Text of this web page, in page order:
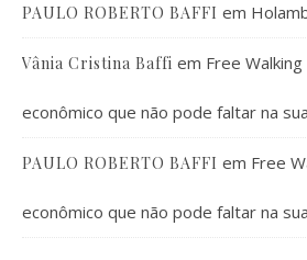
PAULO ROBERTO BAFFI em
Vânia Cristina Baffi em Free
econômico que não pode faltar na
PAULO ROBERTO BAFFI em Free
econômico que não pode faltar na